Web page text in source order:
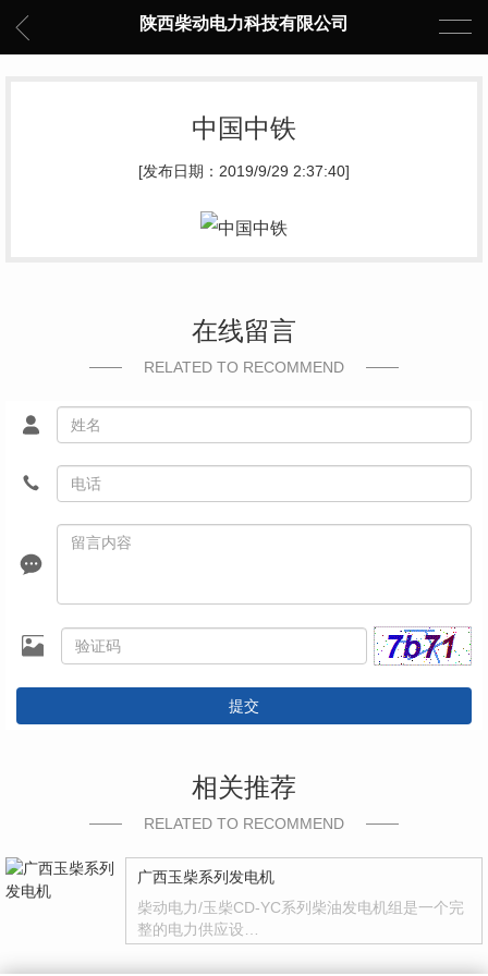
陕西柴动电力科技有限公司
中国中铁
[发布日期：2019/9/29 2:37:40]
在线留言
RELATED TO RECOMMEND
提交
相关推荐
RELATED TO RECOMMEND
广西玉柴系列发电机
柴动电力/玉柴CD-YC系列柴油发电机组是一个完
整的电力供应设…